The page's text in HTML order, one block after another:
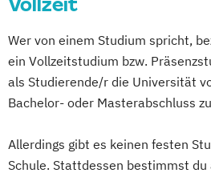
Wer von einem Studium spricht,
ein Vollzeitstudium bzw.
als Studierende/r die Universität
Bachelor- oder Masterabschluss
Allerdings gibt es keinen festen
Schule. Stattdessen bestimmst